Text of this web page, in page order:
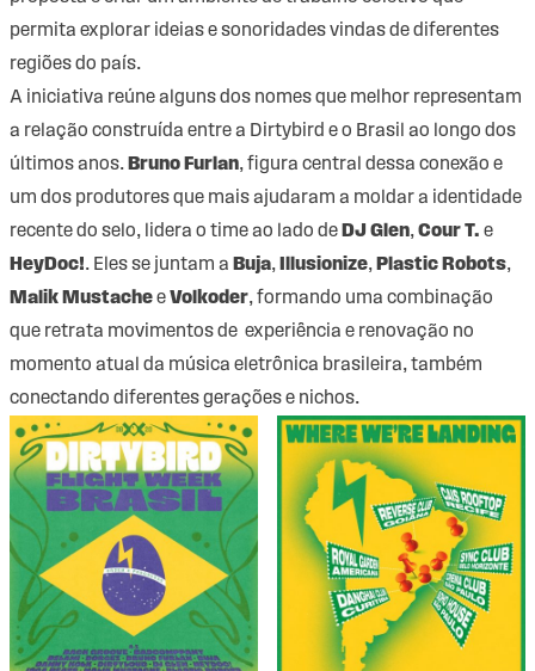
permita explorar ideias e sonoridades vindas de diferentes
regiões do país.
A iniciativa reúne alguns dos nomes que melhor representam
a relação construída entre a Dirtybird e o Brasil ao longo dos
últimos anos. Bruno Furlan, figura central dessa conexão e
um dos produtores que mais ajudaram a moldar a identidade
recente do selo, lidera o time ao lado de DJ Glen,Cour T. e
HeyDoc!. Eles se juntam a Buja, Illusionize, Plastic Robots,
Malik MustacheeVolkoder, formando uma combinação
que retrata movimentos de experiência e renovação no
momento atual da música eletrônica brasileira, também
conectando diferentes gerações e nichos.